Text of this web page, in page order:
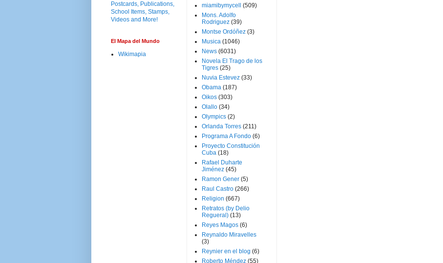
El Mapa del Mundo
Wikimapia
miamibymycell
(509)
Mons. Adolfo
Rodriguez (39)
Montse Ordóñez (3)
Musica (1046)
News (6031)
Novela El Trago de los
Tigres (25)
Nuvia Estevez (33)
Obama (187)
Oikos (303)
Olallo (34)
Olympics (2)
Orlanda Torres (211)
Programa A Fondo (6)
Proyecto Constitución
Cuba (18)
Rafael Duharte
Jiménez (45)
Ramon Gener (5)
Raul Castro (266)
Religion (667)
Retratos (by Delio
Regueral) (13)
Reyes Magos (6)
Reynaldo Miravelles
(3)
Reynier en el blog (6)
Roberto Méndez (55)